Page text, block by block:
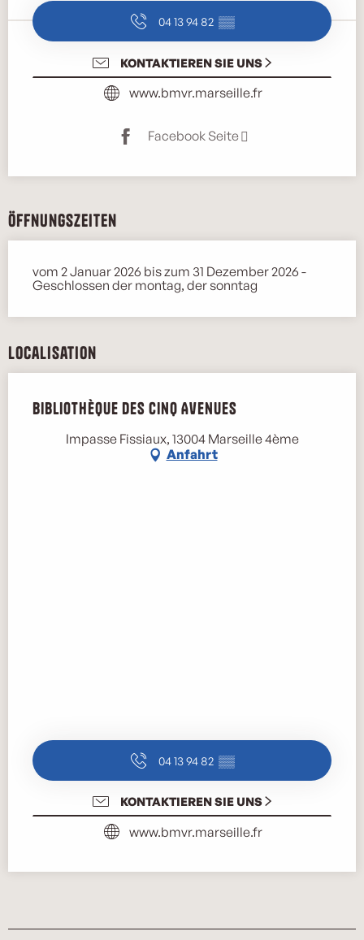
04 13 94 82 ▒▒
KONTAKTIEREN SIE UNS
www.bmvr.marseille.fr
Facebook Seite
Öffnungszeiten
vom 2 Januar 2026 bis zum 31 Dezember 2026 -
Geschlossen der montag, der sonntag
Localisation
Bibliothèque des Cinq Avenues
Impasse Fissiaux, 13004 Marseille 4ème
Anfahrt
04 13 94 82 ▒▒
KONTAKTIEREN SIE UNS
www.bmvr.marseille.fr